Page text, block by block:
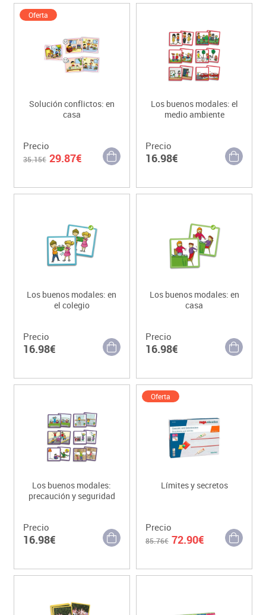
Oferta
Solución conflictos: en
casa
Precio
35.15€ 29.87€
Los buenos modales: el
medio ambiente
Precio
16.98€
Los buenos modales: en
el colegio
Precio
16.98€
Los buenos modales: en
casa
Precio
16.98€
Los buenos modales:
precaución y seguridad
Precio
16.98€
Oferta
Límites y secretos
Precio
85.76€ 72.90€